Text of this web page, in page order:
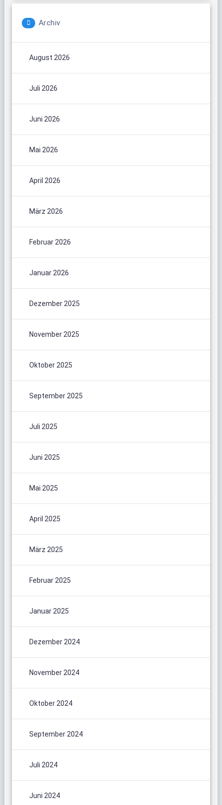
Archiv
August 2026
Juli 2026
Juni 2026
Mai 2026
April 2026
März 2026
Februar 2026
Januar 2026
Dezember 2025
November 2025
Oktober 2025
September 2025
Juli 2025
Juni 2025
Mai 2025
April 2025
März 2025
Februar 2025
Januar 2025
Dezember 2024
November 2024
Oktober 2024
September 2024
Juli 2024
Juni 2024